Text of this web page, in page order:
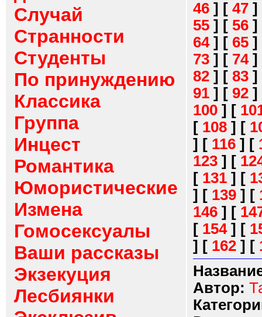
Случай
Странности
Студенты
По принуждению
Классика
Группа
Инцест
Романтика
Юмористические
Измена
Гомосексуалы
Ваши рассказы
Экзекуция
Лесбиянки
46 ] [ 47 ]
55 ] [ 56 ]
64] [ 65 ]
73 ] [ 74]
82 ] [ 83 ]
91 ] [ 92 ]
100 ] [
[ 108 ] [
] [ 116 ] [
123 ] [
[ 131 ] [
] [ 139 ] [
146 ] [
[ 154] [
] [ 162 ] [
Автор: